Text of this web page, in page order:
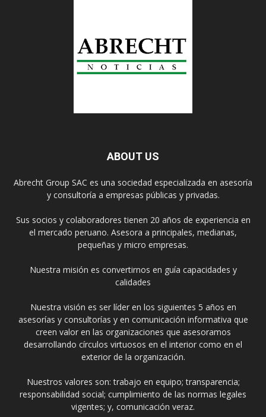
ABOUT US
Abrecht Group SAC es una sociedad especializada en asesoría
y consultoría a empresas públicas y privadas.
Sus socios y colaboradores tienen 20 años de experiencia en
el mercado peruano. Asesora a principales, medianas,
pequeñas y micro empresas.
Nuestra misión es convertirnos en guía capacidades y
calidades
Nuestra visión es ser líder en los siguientes 5 años en
asesorías y consultorías y en comunicación informativa que
creen valor en las organizaciones que asesoramos
desarrollando círculos virtuosos en el interior como en el
exterior de la organización.
Nuestros valores son: trabajo en equipo; transparencia;
responsabilidad social; cumplimiento de las normas legales
vigentes; y, comunicación veraz.